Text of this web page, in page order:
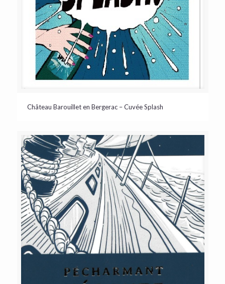
Château Barouillet en Bergerac – Cuvée Splash